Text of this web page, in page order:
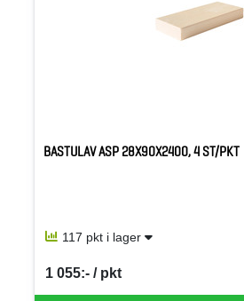
BASTULAV ASP 28X90X2400, 4 ST/PKT
117 pkt i lager
1 055:- / pkt
SEK per PKT